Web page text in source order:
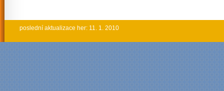
poslední aktualizace her: 11. 1. 2010